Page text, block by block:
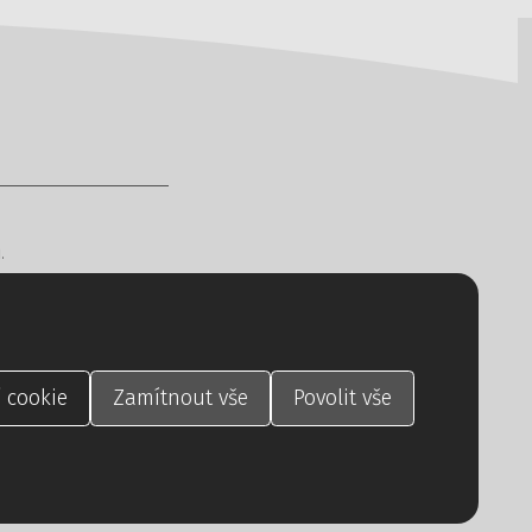
.
cookie Zamítnout vše Povolit vše